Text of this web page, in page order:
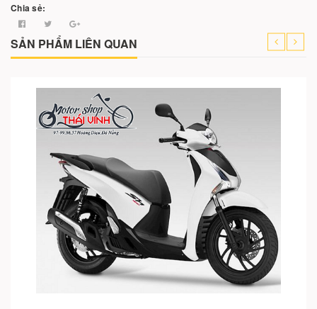
Chia sẻ:
SẢN PHẨM LIÊN QUAN